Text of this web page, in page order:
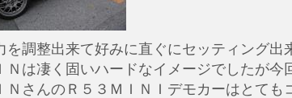
を調整出来て好みに直ぐにセッティング出
Ｎは凄く固いハードなイメージでしたが今
ＮさんのＲ５３ＭＩＮＩデモカーはとても